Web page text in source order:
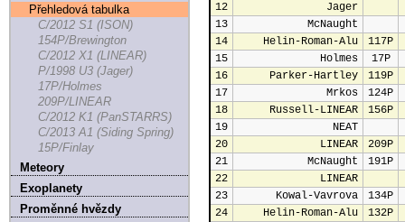
Přehledová tabulka
C/2012 S1 (ISON)
154P/Brewington
C/2012 X1 (LINEAR)
P/1998 U3 (Jager)
17P/Holmes
209P/LINEAR
C/2012 K1 (PanSTARRS)
C/2013 A1 (Siding Spring)
15P/Finlay
Meteory
Exoplanety
Proměnné hvězdy
12
Jager
13
McNaught
14
Helin-Roman-Alu
117P
15
Holmes
17P
16
Parker-Hartley
119P
17
Mrkos
124P
18
Russell-LINEAR
156P
19
NEAT
20
LINEAR
209P
21
McNaught
191P
22
LINEAR
23
Kowal-Vavrova
134P
24
Helin-Roman-Alu
132P